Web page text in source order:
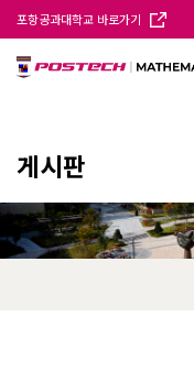
포항공과대학교 바로가기
게시판